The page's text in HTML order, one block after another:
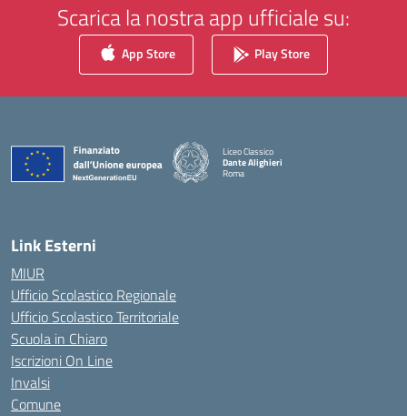
Scarica la nostra app ufficiale su:
App Store Play Store
Liceo Classico
Dante Alighieri
Roma
Link Esterni
MIUR
Ufficio Scolastico Regionale
Ufficio Scolastico Territoriale
Scuola in Chiaro
Iscrizioni On Line
Invalsi
Comune